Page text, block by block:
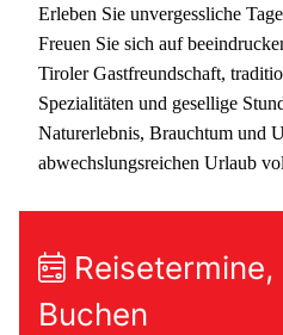
Erleben Sie unvergessliche
Freuen Sie sich auf
Tiroler Gastfreundschaft,
Spezialitäten und gesellige
Naturerlebnis, Brauchtum und
abwechslungsreichen Urlaub
Reisetermine,
Buchen